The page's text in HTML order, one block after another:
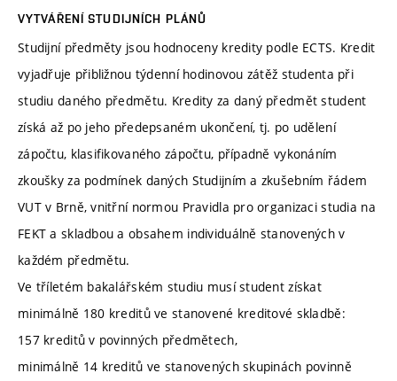
VYTVÁŘENÍ STUDIJNÍCH PLÁNŮ
Studijní předměty jsou hodnoceny kredity podle ECTS. Kredit
vyjadřuje přibližnou týdenní hodinovou zátěž studenta při
studiu daného předmětu. Kredity za daný předmět student
získá až po jeho předepsaném ukončení, tj. po udělení
zápočtu, klasifikovaného zápočtu, případně vykonáním
zkoušky za podmínek daných Studijním a zkušebním řádem
VUT v Brně, vnitřní normou Pravidla pro organizaci studia na
FEKT a skladbou a obsahem individuálně stanovených v
každém předmětu.
Ve tříletém bakalářském studiu musí student získat
minimálně 180 kreditů ve stanovené kreditové skladbě:
157 kreditů v povinných předmětech,
minimálně 14 kreditů ve stanovených skupinách povinně